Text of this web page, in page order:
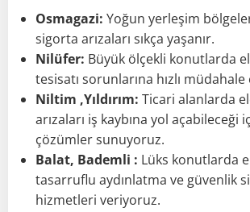
Osmagazi: Yoğun yerleşim
sigorta arızaları sıkça yaşanır.
Nilüfer: Büyük ölçekli konutlarda
tesisatı sorunlarına hızlı
Niltim ,Yıldırım: Ticari alanlarda
arızaları iş kaybına yol açabileceği
çözümler sunuyoruz.
Balat, Bademli : Lüks konutlarda
tasarruflu aydınlatma ve güvenlik
hizmetleri veriyoruz.